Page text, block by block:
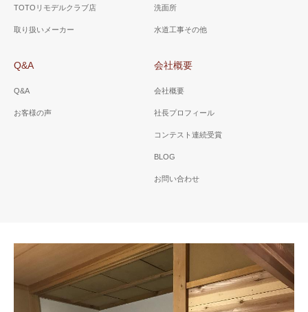
TOTOリモデルクラブ店
取り扱いメーカー
洗面所
水道工事その他
Q&A
Q&A
お客様の声
会社概要
会社概要
社長プロフィール
コンテスト連続受賞
BLOG
お問い合わせ